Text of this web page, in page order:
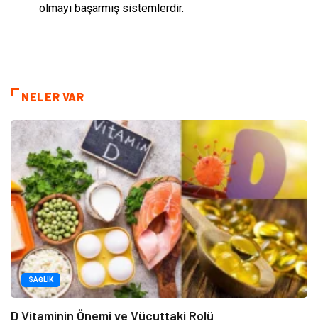
olmayı başarmış sistemlerdir.
NELER VAR
SAĞLIK
D Vitaminin Önemi ve Vücuttaki Rolü